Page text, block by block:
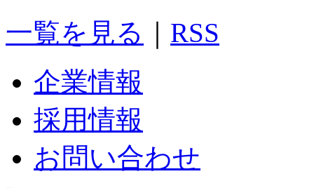
一覧を見る
RSS
企業情報
採用情報
お問い合わせ